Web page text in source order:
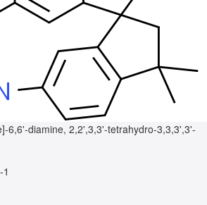
6,6'-diamine, 2,2',3,3'-tetrahydro-3,3,3',3'-